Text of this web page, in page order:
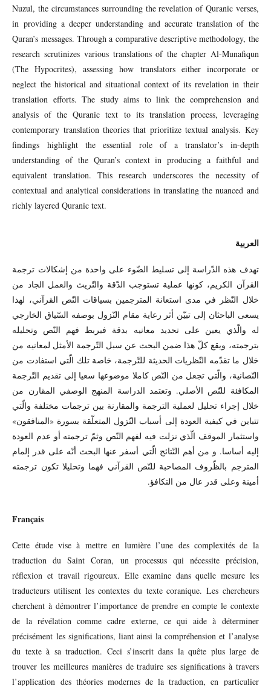
Nuzul, the circumstances surrounding the revelation of Quranic verses,
in providing a deeper understanding and accurate translation of the
Quran’s messages. Through a comparative descriptive methodology, the
research scrutinizes various translations of the chapter Al-Munafiqun
(The Hypocrites), assessing how translators either incorporate or
neglect the historical and situational context of its revelation in their
translation efforts. The study aims to link the comprehension and
analysis of the Quranic text to its translation process, leveraging
contemporary translation theories that prioritize textual analysis. Key
findings highlight the essential role of a translator’s in-depth
understanding of the Quran’s context in producing a faithful and
equivalent translation. This research underscores the necessity of
contextual and analytical considerations in translating the nuanced and
richly layered Quranic text.
العربية
تهدف هذه الدّراسة إلى تسليط الضّوء على واحدة من إشكالات ترجمة
القرآن الكريم، كونها عملية تستوجب الدّقة والتّريث والعمل الجاد من
خلال النّظر في مدى استعانة المترجمين بسياقات النّص القرآني، لهذا
يسعى الباحثان إلى تبيّن أثر رعاية مقام النّزول بوصفه السّياق الخارجي
له والّذي يعين على تحديد معانيه بدقة فيربط فهم النّص وتحليله
بترجمته، ويقع كلّ هذا ضمن البحث عن سبل التّرجمة الأمثل لمعانيه من
خلال ما تقدّمه النّظريات الحديثة للتّرجمة، خاصة تلك الّتي استفادت من
النّصانية، والّتي تجعل من النّص كاملا موضوعها سعيا إلى تقديم التّرجمة
المكافئة للنّص الأصلي. وتعتمد الدراسة المنهج الوصفي المقارن من
خلال إجراء تحليل لعملية الترجمة والمقارنة بين ترجمات مختلفة والّتي
تتباين في كيفية العودة إلى أسباب النّزول المتعلّقة بسورة «المنافقون»
واستثمار الموقف الّذي نزلت فيه لفهم النّص وثمّ ترجمته أو عدم العودة
إليه أساسا. و من أهم النّتائج الّتي أسفر عنها البحث أنّه على قدر إلمام
المترجم بالظّروف المصاحبة للنّص القرآني فهما وتحليلا تكون ترجمته
أمينة وعلى قدر عال من التكافؤ.
Français
Cette étude vise à mettre en lumière l’une des complexités de la
traduction du Saint Coran, un processus qui nécessite précision,
réflexion et travail rigoureux. Elle examine dans quelle mesure les
traducteurs utilisent les contextes du texte coranique. Les chercheurs
cherchent à démontrer l’importance de prendre en compte le contexte
de la révélation comme cadre externe, ce qui aide à déterminer
précisément les significations, liant ainsi la compréhension et l’analyse
du texte à sa traduction. Ceci s’inscrit dans la quête plus large de
trouver les meilleures manières de traduire ses significations à travers
l’application des théories modernes de la traduction, en particulier